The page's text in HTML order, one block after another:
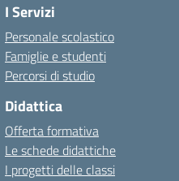
I Servizi
Personale scolastico
Famiglie e studenti
Percorsi di studio
Didattica
Offerta formativa
Le schede didattiche
I progetti delle classi